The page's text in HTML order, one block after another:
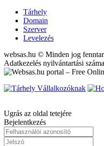
Tárhely
Domain
Szerver
Levelezés
websas.hu © Minden jog
Adatkezelés nyilvántartási
Ugrás az oldal tetejére
Bejelentkezés